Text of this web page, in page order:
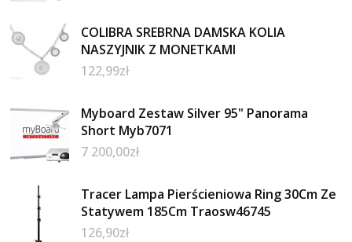
COLIBRA SREBRNA DAMSKA KOLIA
NASZYJNIK Z MONETKAMI
122,99zł
Myboard Zestaw Silver 95" Panorama
Short Myb7071
7 200,00zł
Tracer Lampa Pierścieniowa Ring 30Cm Ze
Statywem 185Cm Traosw46745
126,90zł